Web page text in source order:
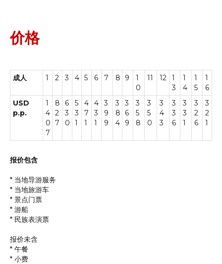
价格
成人 1 2 3 4 5 6 7 8 9
1
0
11 12
1
3
1
4
1
5
1
6
USD
p.p.
1
4
0
7
8
2
7
6
3
0
5
3
1
4
7
1
4
3
1
3
9
9
3
8
4
3
6
9
3
5
8
3
5
0
3
4
3
3
3
6
3
3
1
3
2
6
3
2
1
报价包含
* 当地导游服务
* 当地旅游车
* 景点门票
* 游船
* 民族表演票
报价未含
* 午餐
* 小费